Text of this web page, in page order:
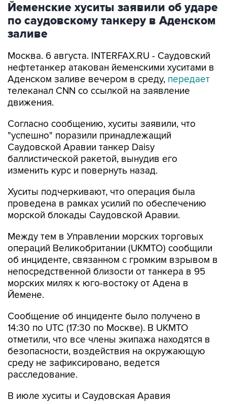
Йеменские хуситы заявили об ударе
по саудовскому танкеру в Аденском
заливе
Москва. 6 августа. INTERFAX.RU - Саудовский
нефтетанкер атакован йеменскими хуситами в
Аденском заливе вечером в среду, передает
телеканал CNN со ссылкой на заявление
движения.
Согласно сообщению, хуситы заявили, что
"успешно" поразили принадлежащий
Саудовской Аравии танкер Daisy
баллистической ракетой, вынудив его
изменить курс и повернуть назад.
Хуситы подчеркивают, что операция была
проведена в рамках усилий по обеспечению
морской блокады Саудовской Аравии.
Между тем в Управлении морских торговых
операций Великобритании (UKMTO) сообщили
об инциденте, связанном с громким взрывом в
непосредственной близости от танкера в 95
морских милях к юго-востоку от Адена в
Йемене.
Сообщение об инциденте было получено в
14:30 по UTC (17:30 по Москве). В UKMTO
отметили, что все члены экипажа находятся в
безопасности, воздействия на окружающую
среду не зафиксировано, ведется
расследование.
В июле хуситы и Саудовская Аравия